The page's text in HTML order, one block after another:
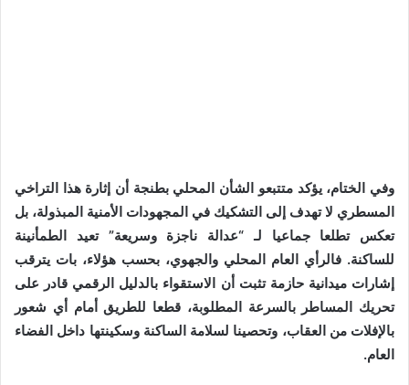
وفي الختام، يؤكد متتبعو الشأن المحلي بطنجة أن إثارة هذا التراخي
المسطري لا تهدف إلى التشكيك في المجهودات الأمنية المبذولة، بل
تعكس تطلعا جماعيا لـ “عدالة ناجزة وسريعة” تعيد الطمأنينة
للساكنة. فالرأي العام المحلي والجهوي، بحسب هؤلاء، بات يترقب
إشارات ميدانية حازمة تثبت أن الاستقواء بالدليل الرقمي قادر على
تحريك المساطر بالسرعة المطلوبة، قطعا للطريق أمام أي شعور
بالإفلات من العقاب، وتحصينا لسلامة الساكنة وسكينتها داخل الفضاء
العام.